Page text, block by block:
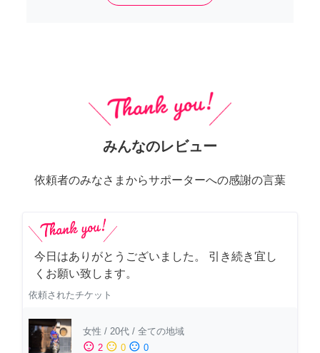
みんなのレビュー
依頼者のみなさまからサポーターへの感謝の言葉
今日はありがとうございました。 引き続き宜し
くお願い致します。
依頼されたチケット
女性 / 20代 / 全ての地域
sentiment_satisfied 2 sentiment_neutral 0 sentiment_dissatisfied 0